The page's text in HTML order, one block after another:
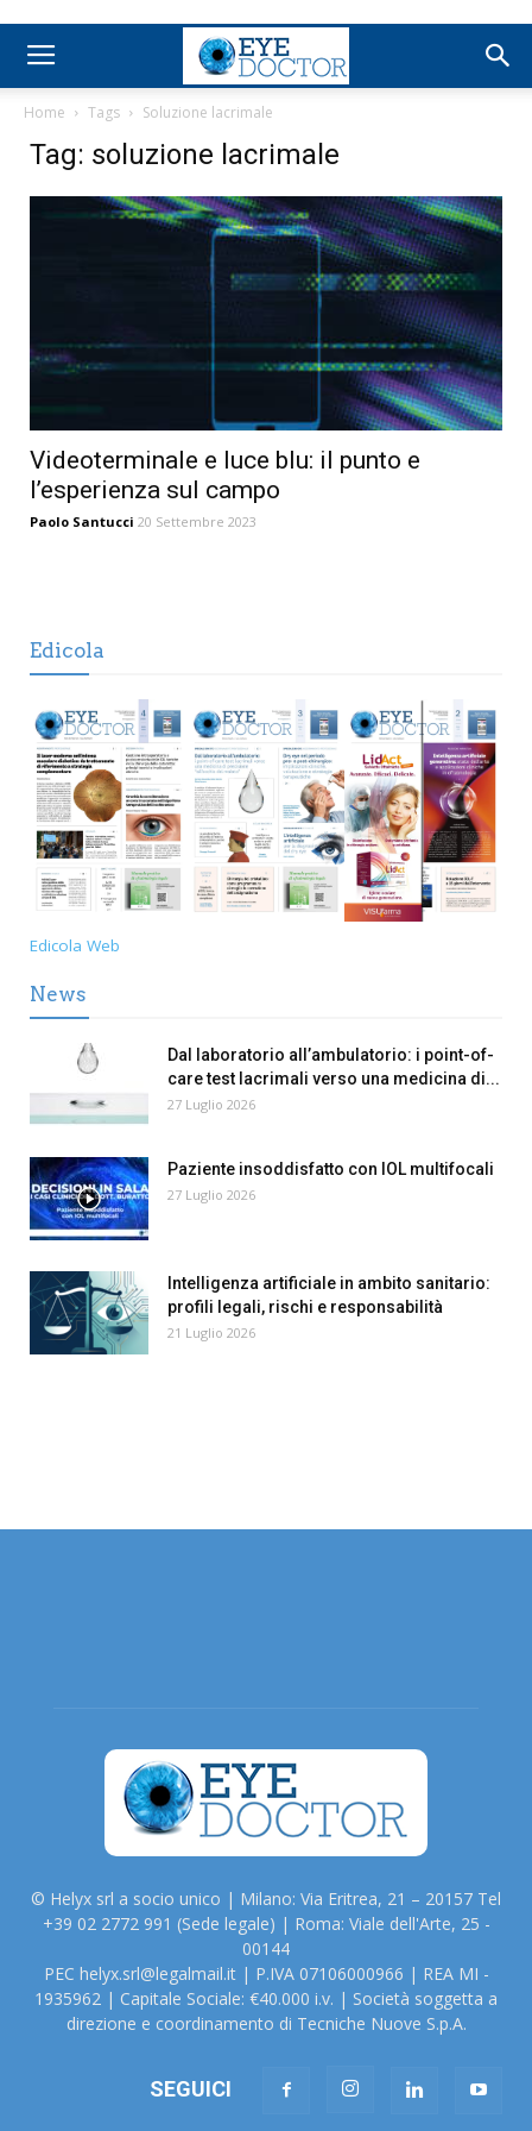
Home Tags Soluzione lacrimale
Tag: soluzione lacrimale
Videoterminale e luce blu: il punto e
l’esperienza sul campo
Paolo Santucci 20 Settembre 2023
Edicola
Edicola Web
News
Dal laboratorio all’ambulatorio: i point-of-
care test lacrimali verso una medicina di...
27 Luglio 2026
Paziente insoddisfatto con IOL multifocali
27 Luglio 2026
Intelligenza artificiale in ambito sanitario:
profili legali, rischi e responsabilità
21 Luglio 2026
© Helyx srl a socio unico | Milano: Via Eritrea, 21 – 20157 Tel
+39 02 2772 991 (Sede legale) | Roma: Viale dell'Arte, 25 -
00144
PEC helyx.srl@legalmail.it | P.IVA 07106000966 | REA MI -
1935962 | Capitale Sociale: €40.000 i.v. | Società soggetta a
direzione e coordinamento di Tecniche Nuove S.p.A.
SEGUICI